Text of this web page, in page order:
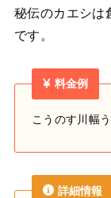
秘伝のカエシは
です。
料金例
こうのす川幅
詳細情報